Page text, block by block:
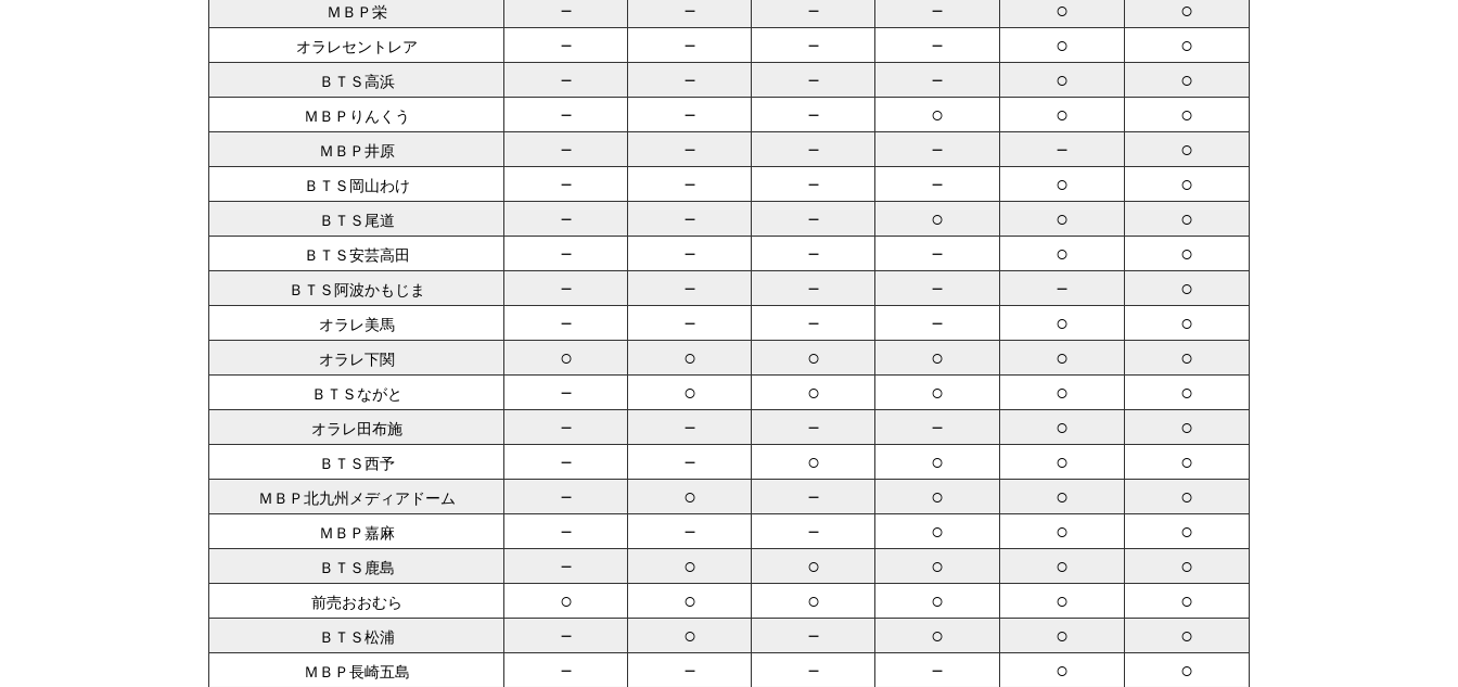
ＭＢＰ栄 － － － － ○ ○
オラレセントレア － － － － ○ ○
ＢＴＳ高浜 － － － － ○ ○
ＭＢＰりんくう － － － ○ ○ ○
ＭＢＰ井原 － － － － － ○
ＢＴＳ岡山わけ － － － － ○ ○
ＢＴＳ尾道 － － － ○ ○ ○
ＢＴＳ安芸高田 － － － － ○ ○
ＢＴＳ阿波かもじま － － － － － ○
オラレ美馬 － － － － ○ ○
オラレ下関 ○ ○ ○ ○ ○ ○
ＢＴＳながと － ○ ○ ○ ○ ○
オラレ田布施 － － － － ○ ○
ＢＴＳ西予 － － ○ ○ ○ ○
ＭＢＰ北九州メディアドーム － ○ － ○ ○ ○
ＭＢＰ嘉麻 － － － ○ ○ ○
ＢＴＳ鹿島 － ○ ○ ○ ○ ○
前売おおむら ○ ○ ○ ○ ○ ○
ＢＴＳ松浦 － ○ － ○ ○ ○
ＭＢＰ長崎五島 － － － － ○ ○